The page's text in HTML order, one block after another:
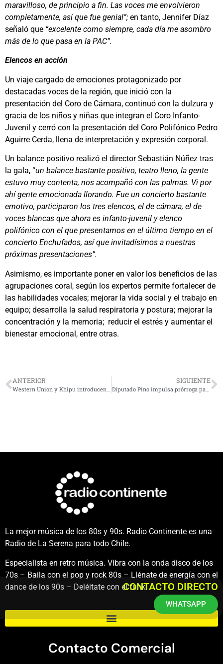
maravilloso, de principio a fin. Las voces me envolvieron
completamente, así que fue genial”; en tanto, Jennifer Díaz
señaló que “excelente como siempre, cada día me asombro
más de lo que pasa en la PAC”.
Elencos en acción
Un viaje cargado de emociones protagonizado por
destacadas voces de la región, que inició con la
presentación del Coro de Cámara, continuó con la dulzura y
gracia de los niños y niñas que integran el Coro Infanto-
Juvenil y cerró con la presentación del Coro Polifónico Pedro
Aguirre Cerda, llena de interpretación y expresión corporal.
Un balance positivo realizó el director Sebastián Núñez tras
la gala, “un balance bastante positivo, teatro lleno, la gente
estuvo muy contenta, nos acompañó con las palmas. Vi por
ahí gente emocionada llorando. Fue un concierto bastante
emotivo, participaron los tres elencos, el de cámara, el de
voces blancas que ahora es infanto-juvenil y elenco
polifónico con el que presentamos en el último tiempo en el
concierto Enchufados, así que invitadísimos a nuestras
próximas presentaciones”.
Asimismo, es importante poner en valor los beneficios de las
agrupaciones coral, según los expertos permite fortalecer de
las habilidades vocales; mejorar la vida social y el trabajo en
equipo; desarrolla la salud respiratoria y postura; mejorar la
concentración y la memoria; reducir el estrés y aumentar el
bienestar emocional, entre otras.
ANTERIOR
Western Union y Khipu introducen nuevo método de pago digital en Chile
SIGUIENTE
Diputado Pino impulsa prórroga para inscripción de derechos de aprovechamiento de agua
La mejor música de los 80s y 90s. Radio Continente es una
Radio de La Serena para todo Chile.
Especialista en retro música. Vibra con la onda disco de los
70s – Baila con el pop y rock 80s – Llénate de energía con el
dance de los 90s – Deléitate con el funk.
Contacto Comercial
CONTACTO DIRECTO
WHATSAPP